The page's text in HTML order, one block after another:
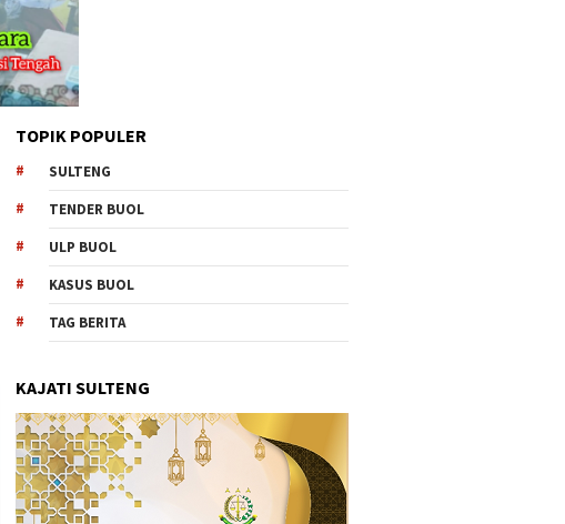
TOPIK POPULER
SULTENG
TENDER BUOL
ULP BUOL
KASUS BUOL
TAG BERITA
KAJATI SULTENG